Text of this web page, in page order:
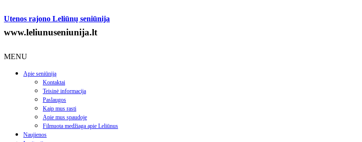
Utenos rajono Leliūnų seniūnija
www.leliunuseniunija.lt
MENU
Apie seniūniją
Kontaktai
Teisinė informacija
Paslaugos
Kaip mus rasti
Apie mus spaudoje
Filmuota medžiaga apie Leliūnus
Naujienos